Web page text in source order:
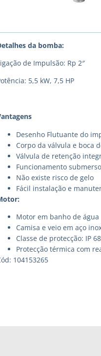
da bomba:
de Impulsão: Rp 2″
5,5 kW, 7,5 HP
Desenho Flutuante do
Corpo da válvula e boca
Válvula de retenção
Funcionamento
Não existe risco de gelo
Fácil instalação e
Motor em banho de água
Camisa e veio em aço
Classe de protecção: IP 68
Protecção térmica com
104153265